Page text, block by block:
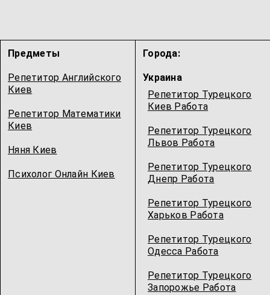
Предметы
Репетитор Английского
Киев
Репетитор Математики
Киев
Няня Киев
Психолог Онлайн Киев
Города:
Украина
Репетитор Турецкого
Киев Работа
Репетитор Турецкого
Львов Работа
Репетитор Турецкого
Днепр Работа
Репетитор Турецкого
Харьков Работа
Репетитор Турецкого
Одесcа Работа
Репетитор Турецкого
Запорожье Работа